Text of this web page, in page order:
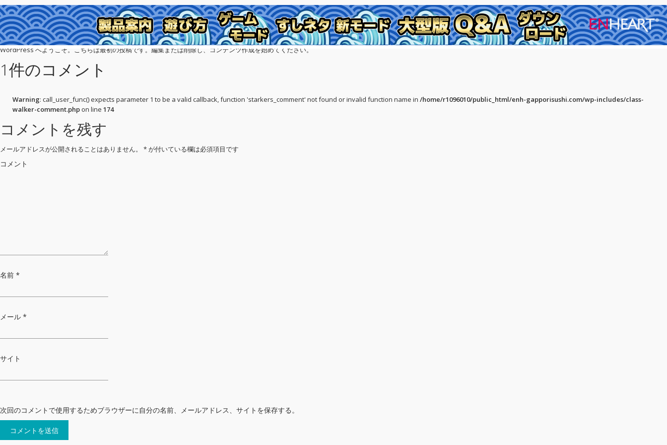
製品案内 基本の遊び方 ゲームモード キャラクター アプデ版紹介 大型版紹介 Q & A ダウンロード
Hello world!
2020年7月1日 11:07 AM1 Comment
WordPress へようこそ。こちらは最初の投稿です。編集または削除し、コンテンツ作成を始めてください。
1件のコメント
Warning: call_user_func() expects parameter 1 to be a valid callback, function 'starkers_comment' not found or invalid function name in /home/r1096010/public_html/enh-gapporisushi.com/wp-includes/class-
walker-comment.php on line 174
コメントを残す
メールアドレスが公開されることはありません。 *が付いている欄は必須項目です
コメント
名前 *
メール *
サイト
次回のコメントで使用するためブラウザーに自分の名前、メールアドレス、サイトを保存する。